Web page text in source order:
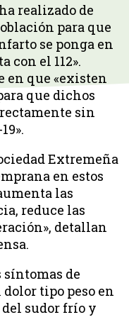
realizado de
para que
se ponga en
con el 112».
en que «existen
que dichos
sin
Extremeña
en estos
las
reduce las
detallan
de
tipo peso en
del sudor frío y